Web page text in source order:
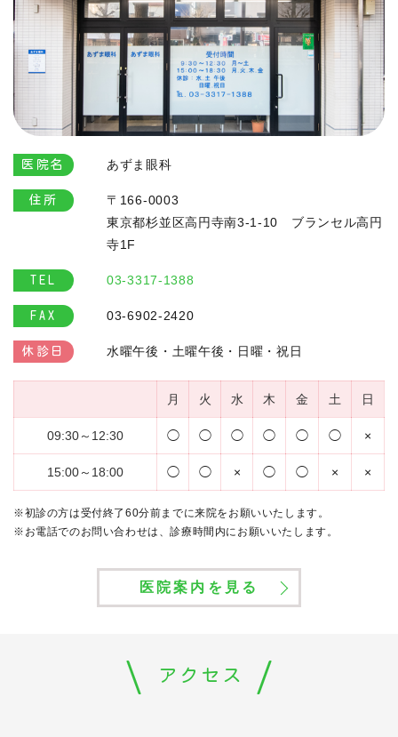
医院名 あずま眼科
住所
〒166-0003
東京都杉並区高円寺南3-1-10 ブランセル高円
寺1F
TEL 03-3317-1388
FAX 03-6902-2420
休診日 水曜午後・土曜午後・日曜・祝日
月 火 水 木 金 土 日
09:30～12:30 ◯ ◯ ◯ ◯ ◯ ◯ ×
15:00～18:00 ◯ ◯ × ◯ ◯ × ×
※初診の方は受付終了60分前までに来院をお願いいたします。
※お電話でのお問い合わせは、診療時間内にお願いいたします。
医院案内を見る
アクセス